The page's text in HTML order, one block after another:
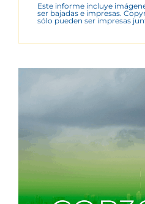
Este informe incluye
ser bajadas e impresas.
sólo pueden ser impresas